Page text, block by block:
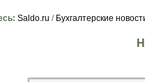
Saldo.ru / Бухгалтерские